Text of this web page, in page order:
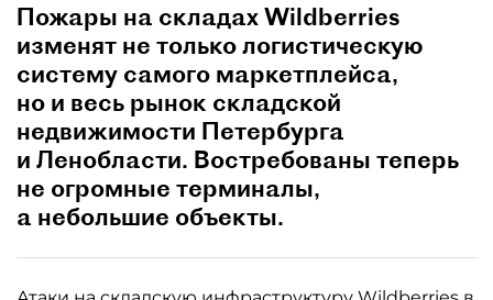
Пожары на складах Wildberries
изменят не только логистическую
систему самого маркетплейса,
но и весь рынок складской
недвижимости Петербурга
и Ленобласти. Востребованы теперь
не огромные терминалы,
а небольшие объекты.